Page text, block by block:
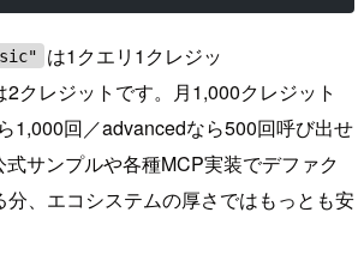
は1クエリ1クレジッ
2クレジットです。月1,000クレジット
1,000回／advancedなら500回呼び出せ
サンプルや各種MCP実装でデファク
分、エコシステムの厚さではもっとも安